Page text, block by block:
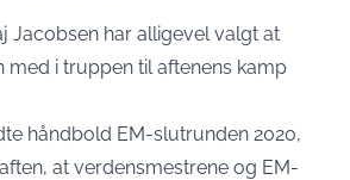
Jacobsen har alligevel valgt at
med i truppen til aftenens kamp
håndbold EM-slutrunden 2020,
at verdensmestrene og EM-